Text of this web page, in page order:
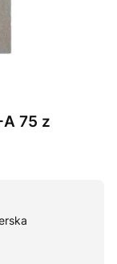
75 z